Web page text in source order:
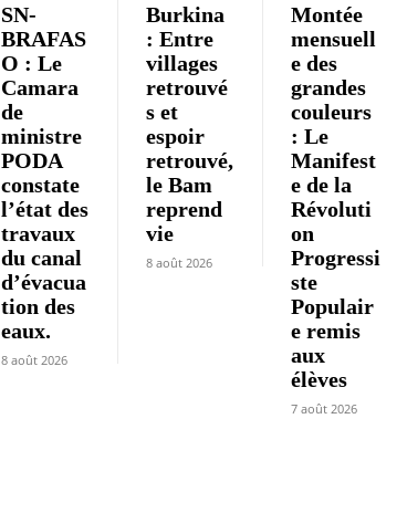
SN-
BRAFAS
O : Le
Camara
de
ministre
PODA
constate
l’état des
travaux
du canal
d’évacua
tion des
eaux.
8 août 2026
Burkina
: Entre
villages
retrouvé
s et
espoir
retrouvé,
le Bam
reprend
vie
8 août 2026
Montée
mensuell
e des
grandes
couleurs
: Le
Manifest
e de la
Révoluti
on
Progressi
ste
Populair
e remis
aux
élèves
7 août 2026